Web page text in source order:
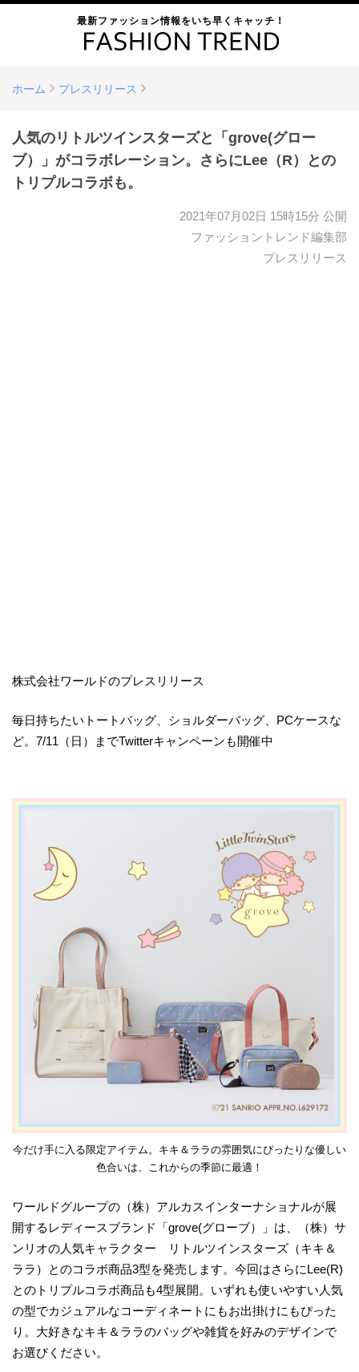
最新ファッション情報をいち早くキャッチ！
ホーム プレスリリース
人気のリトルツインスターズと「grove(グロー
ブ）」がコラボレーション。さらにLee（R）との
トリプルコラボも。
2021年07月02日 15時15分 公開
ファッショントレンド編集部
プレスリリース
株式会社ワールドのプレスリリース
毎日持ちたいトートバッグ、ショルダーバッグ、PCケースな
ど。7/11（日）までTwitterキャンペーンも開催中
今だけ手に入る限定アイテム。キキ＆ララの雰囲気にぴったりな優しい
色合いは、これからの季節に最適！
ワールドグループの（株）アルカスインターナショナルが展
開するレディースブランド「grove(グローブ）」は、（株）サ
ンリオの人気キャラクター リトルツインスターズ（キキ＆
ララ）とのコラボ商品3型を発売します。今回はさらにLee(R)
とのトリプルコラボ商品も4型展開。いずれも使いやすい人気
の型でカジュアルなコーディネートにもお出掛けにもぴった
り。大好きなキキ＆ララのバッグや雑貨を好みのデザインで
お選びください。